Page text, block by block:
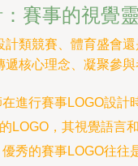
賽事的視覺
類競賽、體育盛會
核心理念、凝聚參與
進行賽事LOGO設計
LOGO，其視覺語言
優秀的賽事LOGO往往